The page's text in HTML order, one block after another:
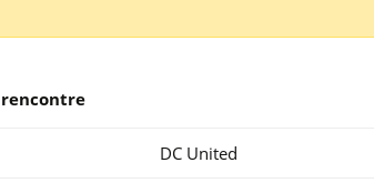
DC United